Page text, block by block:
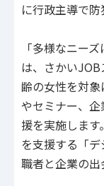
に行政主導で防
「多様なニー
は、さかい
齢の女性を対
やセミナー、
援を実施しま
を支援する「
職者と企業の出